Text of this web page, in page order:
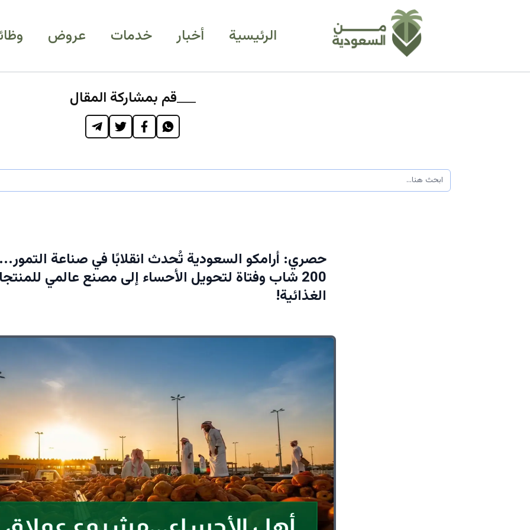
الرئيسية أخبار خدمات عروض
قم بمشاركة المقال
حصري: أرامكو السعودية تُحدث انقلابًا في صناعة
200 شاب وفتاة لتحويل الأحساء إلى مصنع عالمي
الغذائية!